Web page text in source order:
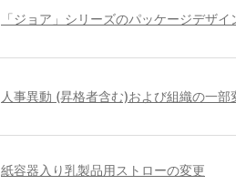
「ジョア」シリーズのパッケージデザ
人事異動 (昇格者含む)および組織の一部
紙容器入り乳製品用ストローの変更